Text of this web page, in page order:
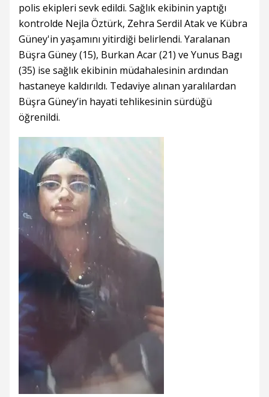
polis ekipleri sevk edildi. Sağlık ekibinin yaptığı
kontrolde Nejla Öztürk, Zehra Serdil Atak ve Kübra
Güney'in yaşamını yitirdiği belirlendi. Yaralanan
Büşra Güney (15), Burkan Acar (21) ve Yunus Bagı
(35) ise sağlık ekibinin müdahalesinin ardından
hastaneye kaldırıldı. Tedaviye alınan yaralılardan
Büşra Güney’in hayati tehlikesinin sürdüğü
öğrenildi.